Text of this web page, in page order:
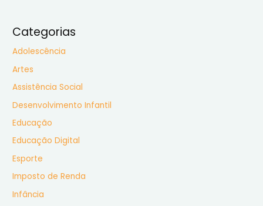
u
r
p
o
r
:
Categorias
Adolescência
Artes
Assistência Social
Desenvolvimento Infantil
Educação
Educação Digital
Esporte
Imposto de Renda
Infância